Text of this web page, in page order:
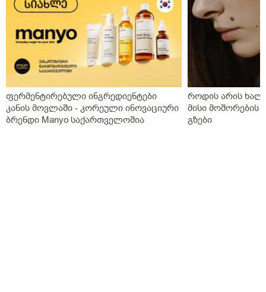
ფერმენტირებული ინგრედიენტები
კანის მოვლაში - კორეული ინოვაციური
ბრენდი Manyo საქართველოშია
როდის არის
მისი მოშორების
გზები